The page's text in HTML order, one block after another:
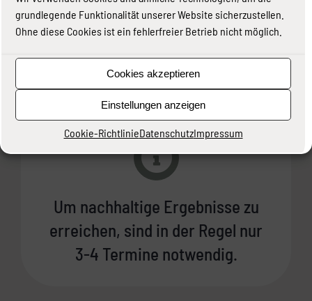
grundlegende Funktionalität unserer Website sicherzustellen.
Ohne diese Cookies ist ein fehlerfreier Betrieb nicht möglich.
Cookies akzeptieren
Einstellungen anzeigen
Cookie-RichtlinieDatenschutzImpressum
einem telefonischen
Vorgespräch
Um nachhaltige Ergebnisse zu
erreichen, sind in der Regel nur
3-4 Termine notwendig.